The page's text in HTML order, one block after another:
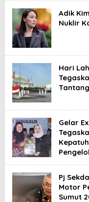
Adik
Nuklir
Hari
Gelar
Pj
Motor
Sumut